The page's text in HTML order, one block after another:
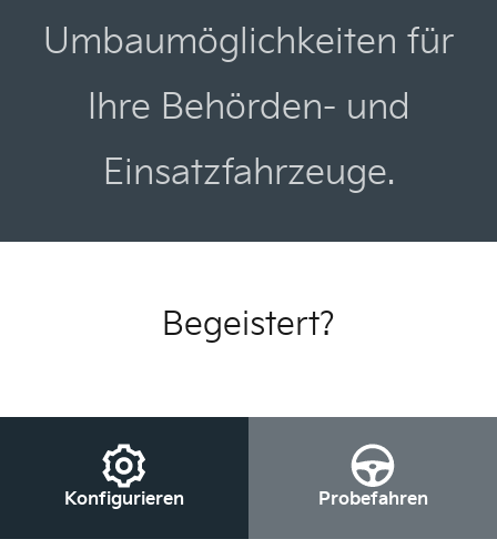
Umbaumöglichkeiten für
Ihre Behörden- und
Einsatzfahrzeuge.
Begeistert?
Konfigurieren Probefahren